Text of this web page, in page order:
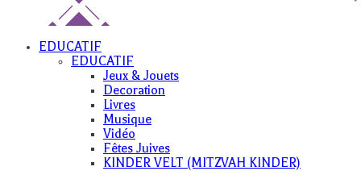
EDUCATIF
EDUCATIF
Jeux & Jouets
Decoration
Livres
Musique
Vidéo
Fêtes Juives
KINDER VELT (MITZVAH KINDER)